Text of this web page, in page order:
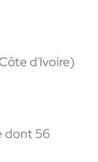
d'Ivoire)
dont 56